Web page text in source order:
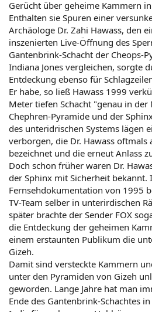
Gerücht über geheime Kammern
Enthalten sie Spuren einer
Archäologe Dr. Zahi Hawass, den
inszenierten Live-Öffnung des
Gantenbrink-Schacht der Cheops-
Indiana Jones vergleichen, sorgte
Entdeckung ebenso für
Er habe, so ließ Hawass 1999
Meter tiefen Schacht "genau in
Chephren-Pyramide und der
des unteridrischen Systems lägen
verborgen, die Dr. Hawass oftmals
bezeichnet und die erneut Anlass
Doch schon früher waren Dr.
der Sphinx mit Sicherheit bekannt.
Fernsehdokumentation von 1995
TV-Team selber in unterirdischen
später brachte der Sender FOX
die Entdeckung der geheimen
einem erstaunten Publikum die
Gizeh.
Damit sind versteckte Kammern
unter den Pyramiden von Gizeh
geworden. Lange Jahre hat man
Ende des Gantenbrink-Schachtes